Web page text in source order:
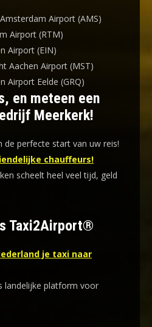
Airport (AMS)
Airport (RTM)
Airport (EIN)
Aachen Airport (MST)
Airport Eelde (GRQ)
en meteen een
Meerkerk!
perfecte start van uw reis!
chauffeurs!
scheelt heel veel tijd, geld
Taxi2Airport®
je taxi naar
landelijke platform voor